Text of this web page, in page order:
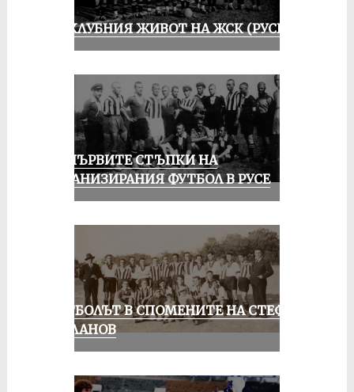
ИЗ КЛУБНИЯ ЖИВОТ НА ЖСК (РУСЕ)
ЗА ПЪРВИТЕ СТЪПКИ НА
ОРГАНИЗИРАНИЯ ФУТБОЛ В РУСЕ
ФУТБОЛЪТ В СПОМЕНИТЕ НА СТЕФАН
МИЛАНОВ